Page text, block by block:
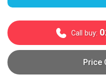
Call buy:
Price